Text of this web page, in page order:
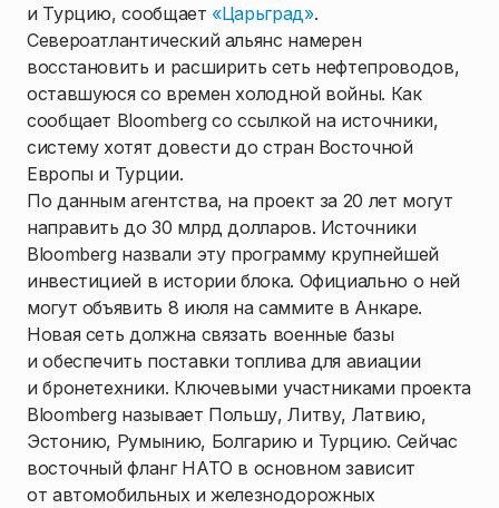
и Турцию, сообщает «Царьград».
Североатлантический альянс намерен
восстановить и расширить сеть нефтепроводов,
оставшуюся со времен холодной войны. Как
сообщает Bloomberg со ссылкой на источники,
систему хотят довести до стран Восточной
Европы и Турции.
По данным агентства, на проект за 20 лет могут
направить до 30 млрд долларов. Источники
Bloomberg назвали эту программу крупнейшей
инвестицией в истории блока. Официально о ней
могут объявить 8 июля на саммите в Анкаре.
Новая сеть должна связать военные базы
и обеспечить поставки топлива для авиации
и бронетехники. Ключевыми участниками проекта
Bloomberg называет Польшу, Литву, Латвию,
Эстонию, Румынию, Болгарию и Турцию. Сейчас
восточный фланг НАТО в основном зависит
от автомобильных и железнодорожных